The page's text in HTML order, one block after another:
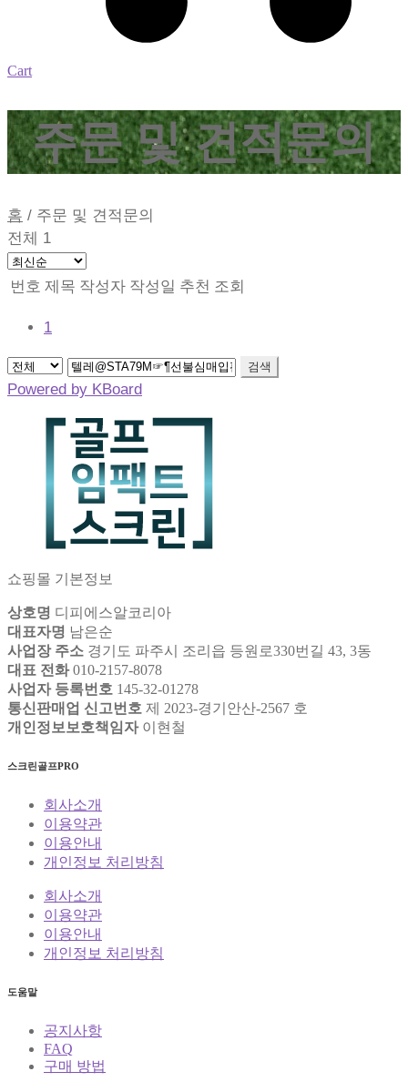
Cart
주문 및 견적문의
홈 / 주문 및 견적문의
전체 1
번호 제목 작성자 작성일 추천 조회
1
검색
Powered by KBoard
쇼핑몰 기본정보
상호명 디피에스알코리아
대표자명 남은순
사업장 주소 경기도 파주시 조리읍 등원로330번길 43, 3동
대표 전화010-2157-8078
사업자 등록번호 145-32-01278
통신판매업 신고번호 제 2023-경기안산-2567 호
개인정보보호책임자이현철
스크린골프PRO
회사소개
이용약관
이용안내
개인정보 처리방침
회사소개
이용약관
이용안내
개인정보 처리방침
도움말
공지사항
FAQ
구매 방법